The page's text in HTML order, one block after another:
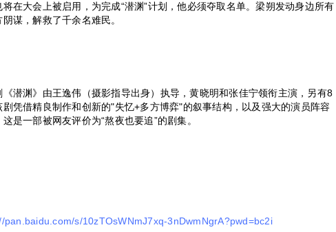
在大会上被启用，为完成“潜渊”计划，他必须夺取名单。梁朔发动身边所有
谋，解救了千余名难民。
潜渊》由王逸伟（摄影指导出身）执导，黄晓明和张佳宁领衔主演，另有8
凭借精良制作和创新的"失忆+多方博弈"的叙事结构，以及强大的演员阵容
是一部被网友评价为“熬夜也要追”的剧集。
pan.baidu.com/s/10zTOsWNmJ7xq-3nDwmNgrA?pwd=bc2i